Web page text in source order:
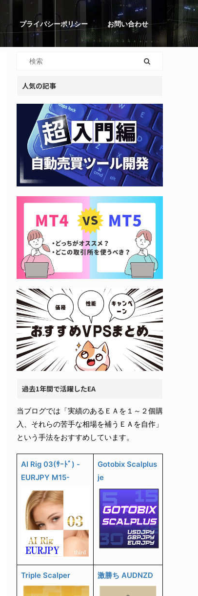
プライバシーポリシー お問い合わせ
人気の記事
過去1年間で活躍したEA
当ブログでは「実績のあるＥＡを１～２個購
入、それらの苦手な相場を補うＥＡを自作」
という手法をおすすめしています。
AI Rig 03(ｻｰﾄﾞ) -
EURJPY M15-
Gotobix Scalplus
je
Triple Scalper 激勝ち AUDNZD